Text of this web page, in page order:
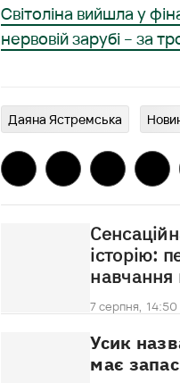
Світоліна вийшла у
нервовій зарубі – за
Даяна Ястремська
історію:
навчання
7 серпня, 14:50
Усик
має